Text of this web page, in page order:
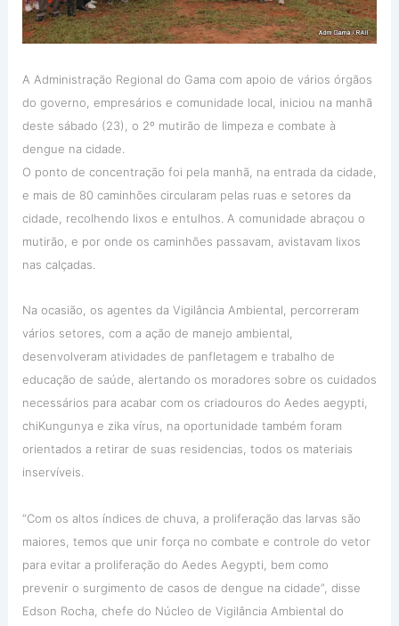
A Administração Regional do Gama com apoio de vários órgãos
do governo, empresários e comunidade local, iniciou na manhã
deste sábado (23), o 2º mutirão de limpeza e combate à
dengue na cidade.
O ponto de concentração foi pela manhã, na entrada da cidade,
e mais de 80 caminhões circularam pelas ruas e setores da
cidade, recolhendo lixos e entulhos. A comunidade abraçou o
mutirão, e por onde os caminhões passavam, avistavam lixos
nas calçadas.
Na ocasião, os agentes da Vigilância Ambiental, percorreram
vários setores, com a ação de manejo ambiental,
desenvolveram atividades de panfletagem e trabalho de
educação de saúde, alertando os moradores sobre os cuidados
necessários para acabar com os criadouros do Aedes aegypti,
chiKungunya e zika vírus, na oportunidade também foram
orientados a retirar de suas residencias, todos os materiais
inservíveis.
“Com os altos índices de chuva, a proliferação das larvas são
maiores, temos que unir força no combate e controle do vetor
para evitar a proliferação do Aedes Aegypti, bem como
prevenir o surgimento de casos de dengue na cidade”, disse
Edson Rocha, chefe do Núcleo de Vigilância Ambiental do